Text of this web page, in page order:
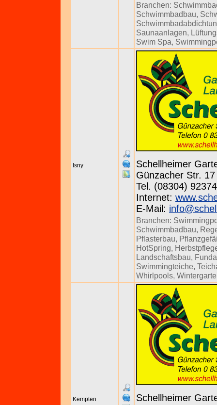
Branchen:
Schwimmbadbau,
Saunaanlagen,
Swim Spa,
Isny
Schellheimer
Günzacher Str.
Tel. (08304)
Internet:
E-Mail:
Branchen:
Schwimmbadbau,
Pflasterbau,
HotSpring,
Landschaftsbau,
Swimmingteiche,
Whirlpools,
Kempten
Schellheimer